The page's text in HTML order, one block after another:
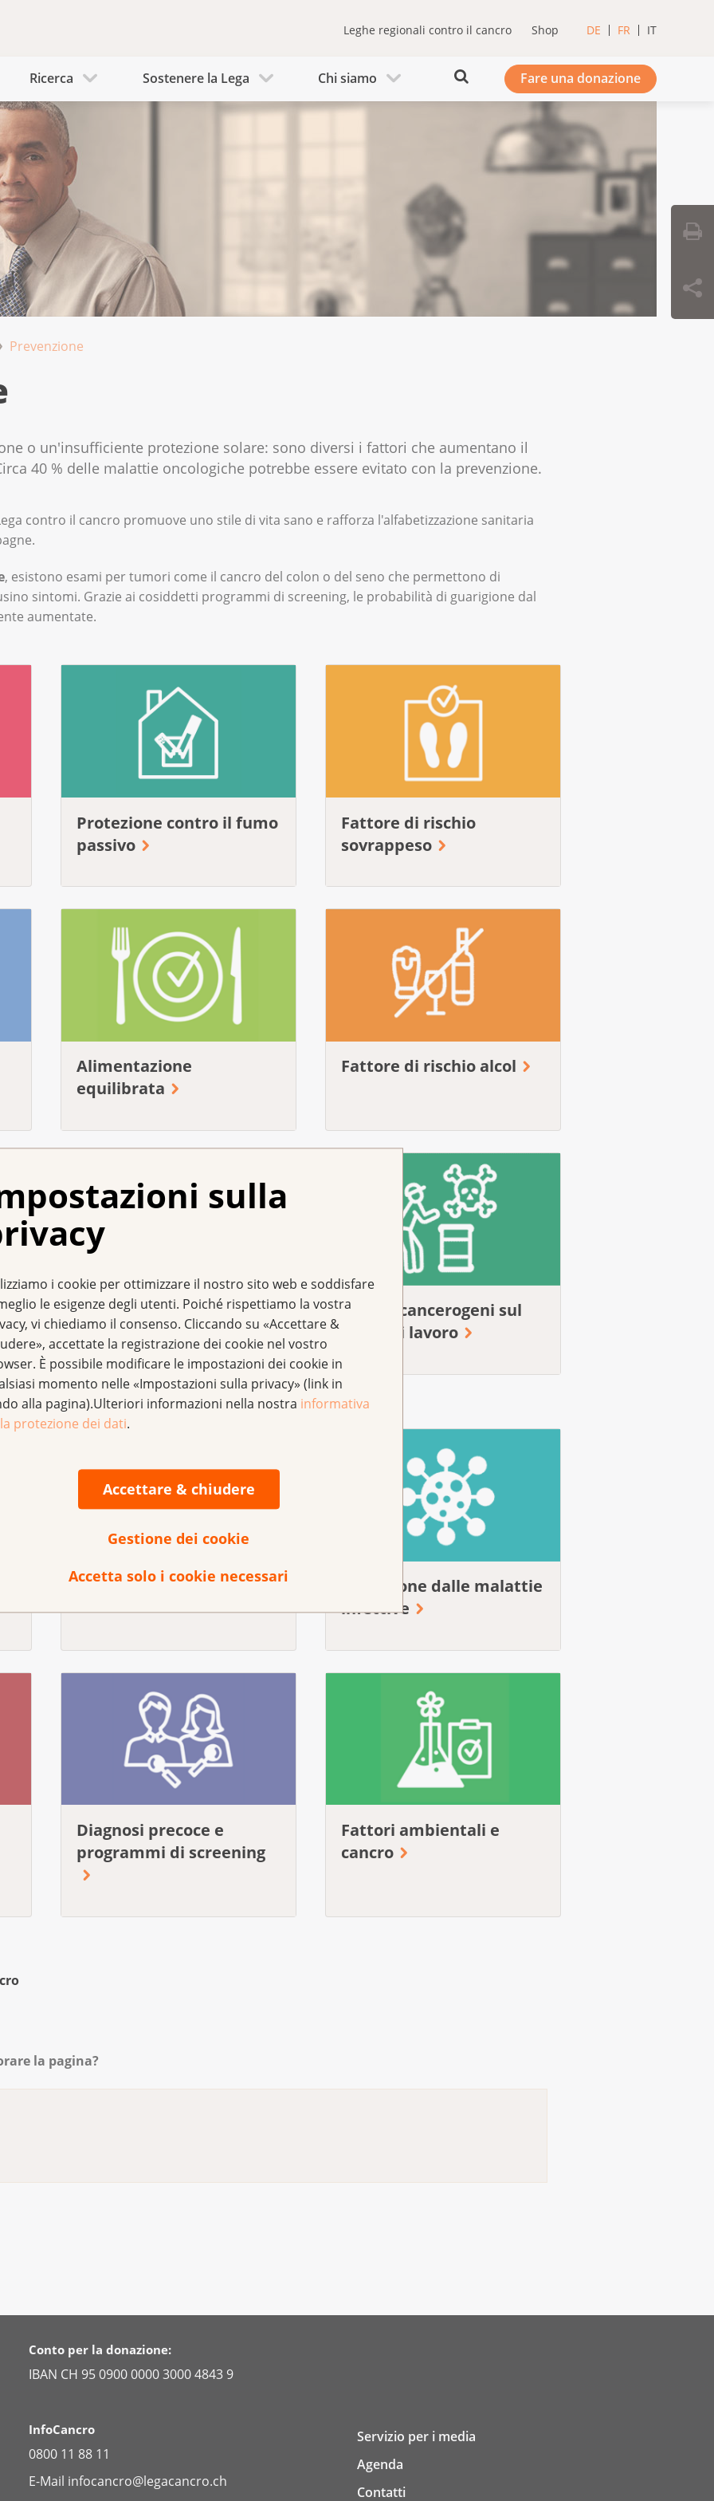
sulla
i cookie per ottimizzare il nostro sito web e soddisfare
le esigenze degli utenti. Poiché rispettiamo la vostra
vi chiediamo il consenso. Cliccando su «Accettare &
accettate la registrazione dei cookie nel vostro
È possibile modificare le impostazioni dei cookie in
momento nelle «Impostazioni sulla privacy» (link in
alla pagina).Ulteriori informazioni nella nostra informativa
protezione dei dati.
Accettare & chiudere
Gestione dei cookie
Accetta solo i cookie necessari
Leghe regionali contro il cancro Shop DE FR IT
Ricerca Sostenere la Lega Chi siamo Fare una donazione
Prevenzione
o un'insufficiente protezione solare: sono diversi i fattori che aumentano il
40 % delle malattie oncologiche potrebbe essere evitato con la prevenzione.
contro il cancro promuove uno stile di vita sano e rafforza l'alfabetizzazione sanitaria
, esistono esami per tumori come il cancro del colon o del seno che permettono di
sintomi. Grazie ai cosiddetti programmi di screening, le probabilità di guarigione dal
aumentate.
Protezione contro il fumo
passivo
Fattore di rischio
sovrappeso
Alimentazione
equilibrata
Fattore di rischio alcol
Proteggersi dal sole
Fattori cancerogeni sul
posto di lavoro
Inquinamento dell’aria
Protezione dalle malattie
infettive
Diagnosi precoce e
programmi di screening
Fattori ambientali e
cancro
la pagina?
Conto per la donazione:
IBAN CH 95 0900 0000 3000 4843 9
InfoCancro
0800 11 88 11
E-Mail infocancro@legacancro.ch
Servizio per i media
Agenda
Contatti